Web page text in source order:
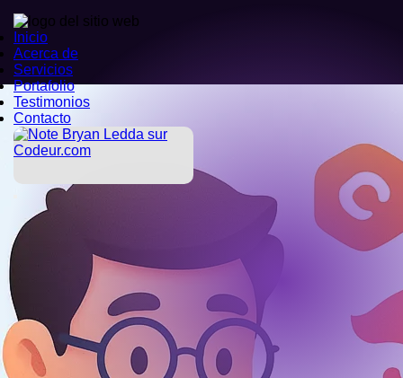
Inicio
Acerca de
Servicios
Portafolio
Testimonios
Contacto
Inicio
Acerca de
Servicios
Portafolio
Testimonios
Contacto